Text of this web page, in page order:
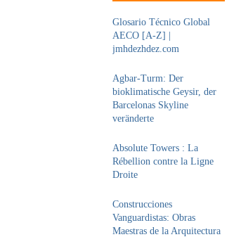
Glosario Técnico Global
AECO [A-Z] |
jmhdezhdez.com
Agbar-Turm: Der
bioklimatische Geysir, der
Barcelonas Skyline
veränderte
Absolute Towers : La
Rébellion contre la Ligne
Droite
Construcciones
Vanguardistas: Obras
Maestras de la Arquitectura